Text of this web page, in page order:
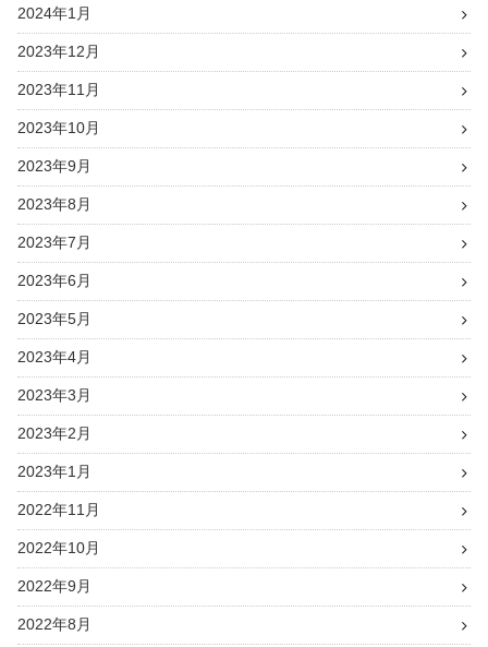
2024年1月
2023年12月
2023年11月
2023年10月
2023年9月
2023年8月
2023年7月
2023年6月
2023年5月
2023年4月
2023年3月
2023年2月
2023年1月
2022年11月
2022年10月
2022年9月
2022年8月